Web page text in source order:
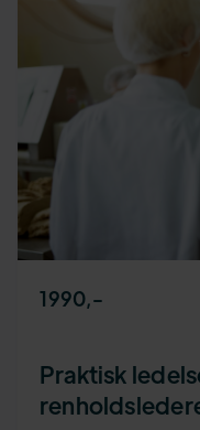
1990,-
Praktisk